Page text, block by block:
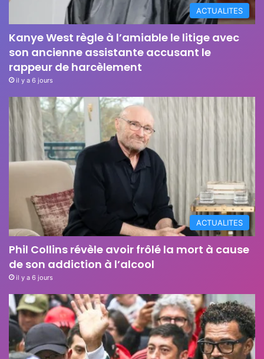
ACTUALITES
Kanye West règle à l’amiable le litige avec
son ancienne assistante accusant le
rappeur de harcèlement
il y a 6 jours
ACTUALITES
Phil Collins révèle avoir frôlé la mort à cause
de son addiction à l’alcool
il y a 6 jours